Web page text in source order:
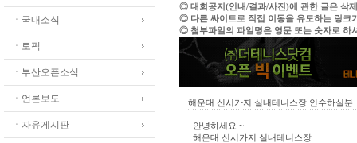
ㆍ국내소식
ㆍ토픽
ㆍ부산오픈소식
ㆍ언론보도
ㆍ자유게시판
◎ 대회공지(안내/결과/사진)에 관한 글은 삭
◎ 다른 싸이트로 직접 이동을 유도하는 링크
◎ 첨부파일의 파일명은 영문 또는 숫자로 하
해운대 신시가지 실내테니스장 인수하실분
안녕하세요 ~
해운대 신시가지 실내테니스장